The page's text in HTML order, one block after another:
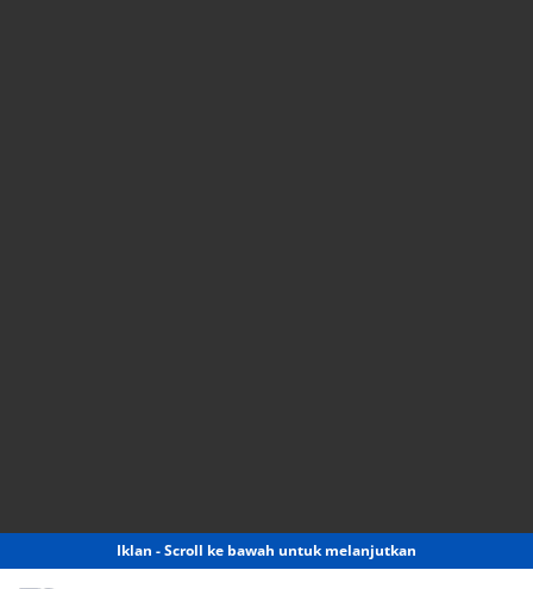
Iklan - Scroll ke bawah untuk melanjutkan